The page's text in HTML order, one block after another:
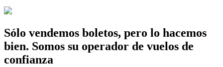
Sólo vendemos boletos, pero lo hacemos
bien. Somos su operador de vuelos de
confianza